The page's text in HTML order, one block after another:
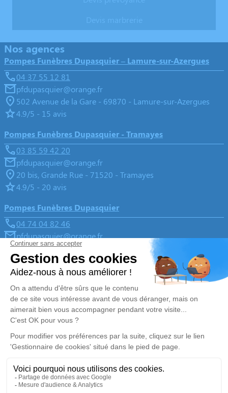
Nos agences
Pompes Funèbres Dupasquier – Lamure-sur-Azergues
04 37 55 12 81
pfdupasquier@orange.fr
502 Avenue de la Gare - 69870 - Lamure-sur-Azergues
4.9/5 - 15 avis
Pompes Funèbres Dupasquier - Tramayes
03 85 59 42 20
pfdupasquier@orange.fr
20 bis, Grande Rue - 71520 - Tramayes
4.9/5 - 20 avis
Pompes Funèbres Dupasquier
04 74 04 82 46
pfdupasquier@orange.fr
Place de la Paix, 11 route de Saint-Joseph - 69430 -
Beaujeu
4.9/5 - 172 avis
Nos Services
Organiser des obsèques
Monuments funéraires
Services aux familles
Liens utiles
Avis de décès
Demande de rendez-vous en
Nos réseaux sociaux
Politique de traitement des données personnelles
Politique d’utilisation des cookies